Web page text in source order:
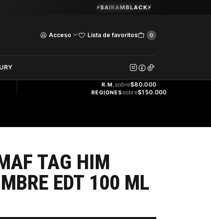
Acceso Lista de favoritos 0
Guardia Vieja 202. Oficina 102.Ver Horarios
⚡SAIRAMBLACK⚡
GRATIS
R.M.sobre$80.000
REGIONESsobre$150.000
TAG HIM
EDT 100 ML